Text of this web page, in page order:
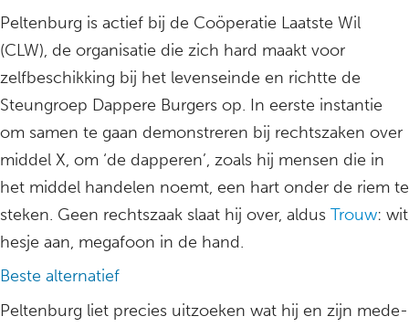
Peltenburg is actief bij de Coöperatie Laatste Wil
(CLW), de organisatie die zich hard maakt voor
zelfbeschikking bij het levenseinde en richtte de
Steungroep Dappere Burgers op. In eerste instantie
om samen te gaan demonstreren bij rechtszaken over
middel X, om ‘de dapperen’, zoals hij mensen die in
het middel handelen noemt, een hart onder de riem te
steken. Geen rechtszaak slaat hij over, aldus Trouw: wit
hesje aan, megafoon in de hand.
Beste alternatief
Peltenburg liet precies uitzoeken wat hij en zijn mede-